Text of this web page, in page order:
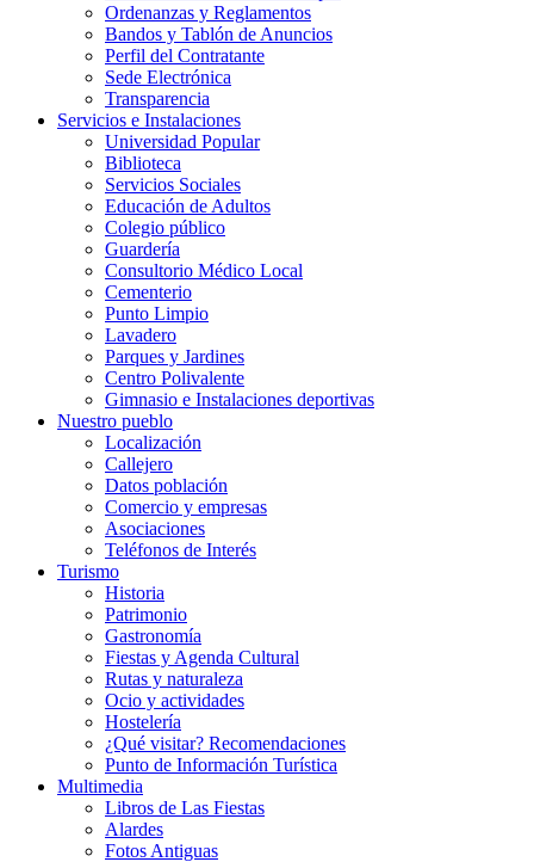
Ordenanzas y Reglamentos
Bandos y Tablón de Anuncios
Perfil del Contratante
Sede Electrónica
Transparencia
Servicios e Instalaciones
Universidad Popular
Biblioteca
Servicios Sociales
Educación de Adultos
Colegio público
Guardería
Consultorio Médico Local
Cementerio
Punto Limpio
Lavadero
Parques y Jardines
Centro Polivalente
Gimnasio e Instalaciones deportivas
Nuestro pueblo
Localización
Callejero
Datos población
Comercio y empresas
Asociaciones
Teléfonos de Interés
Turismo
Historia
Patrimonio
Gastronomía
Fiestas y Agenda Cultural
Rutas y naturaleza
Ocio y actividades
Hostelería
¿Qué visitar? Recomendaciones
Punto de Información Turística
Multimedia
Libros de Las Fiestas
Alardes
Fotos Antiguas